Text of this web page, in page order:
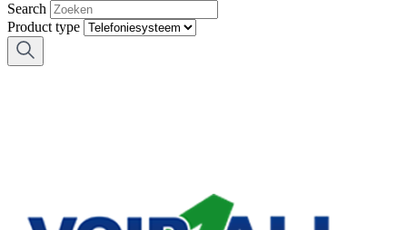
Search
Product type